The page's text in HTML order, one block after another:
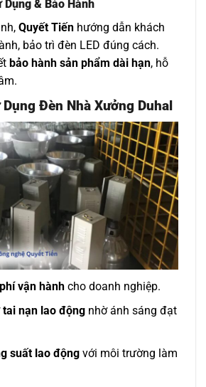
Dụng & Bảo Hành
Quyết Tiến hướng dẫn khách
bảo trì đèn LED đúng cách.
bảo hành sản phẩm dài hạn, hỗ
Đèn Nhà Xưởng Duhal
vận hànhcho doanh nghiệp.
tai nạn lao độngnhờ ánh sáng đạt
suất lao độngvới môi trường làm